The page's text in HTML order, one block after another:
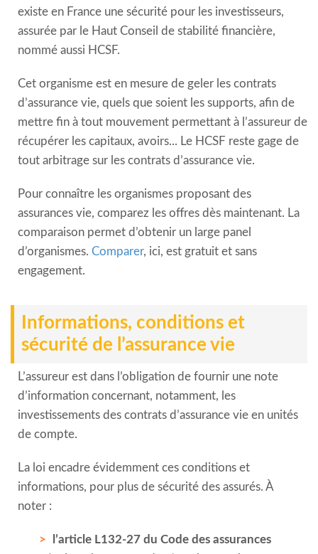
existe en France une sécurité pour les investisseurs,
assurée par le Haut Conseil de stabilité financière,
nommé aussi HCSF.
Cet organisme est en mesure de geler les contrats
d’assurance vie, quels que soient les supports, afin de
mettre fin à tout mouvement permettant à l’assureur de
récupérer les capitaux, avoirs... Le HCSF reste gage de
tout arbitrage sur les contrats d’assurance vie.
Pour connaître les organismes proposant des
assurances vie, comparez les offres dès maintenant. La
comparaison permet d’obtenir un large panel
d’organismes. Comparer, ici, est gratuit et sans
engagement.
Informations, conditions et
sécurité de l’assurance vie
L’assureur est dans l’obligation de fournir une note
d’information concernant, notamment, les
investissements des contrats d’assurance vie en unités
de compte.
La loi encadre évidemment ces conditions et
informations, pour plus de sécurité des assurés. À
noter :
l’article L132-27 du Code des assurances